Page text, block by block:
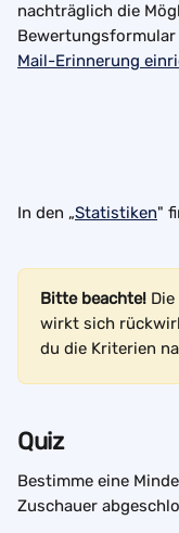
nachträglich die
Mail-Erinnerung
In den „Statistiken"
Bitte beachte!
wirkt sich
du die Kriterien
Quiz
Bestimme eine
Zuschauer